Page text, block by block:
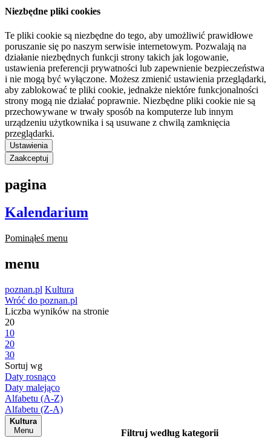
Niezbędne pliki cookies
Te pliki cookie są niezbędne do tego, aby umożliwić prawidłowe
poruszanie się po naszym serwisie internetowym. Pozwalają na
działanie niezbędnych funkcji strony takich jak logowanie,
ustawienia preferencji prywatności lub zapewnienie bezpieczeństwa
i nie mogą być wyłączone. Możesz zmienić ustawienia przeglądarki,
aby zablokować te pliki cookie, jednakże niektóre funkcjonalności
strony mogą nie działać poprawnie. Niezbędne pliki cookie nie są
przechowywane w trwały sposób na komputerze lub innym
urządzeniu użytkownika i są usuwane z chwilą zamknięcia
przeglądarki.
Ustawienia
Zaakceptuj
pagina
Kalendarium
Pominąłeś menu
menu
poznan.pl Kultura
Wróć do poznan.pl
Liczba wyników na stronie
20
10
20
30
Sortuj wg
Daty rosnąco
Daty malejąco
Alfabetu (A-Z)
Alfabetu (Z-A)
Kultura
Menu
Filtruj według kategorii